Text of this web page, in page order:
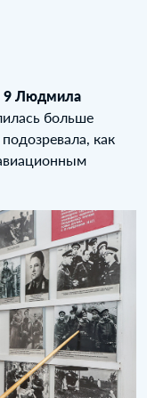
9 Людмила
больше
как